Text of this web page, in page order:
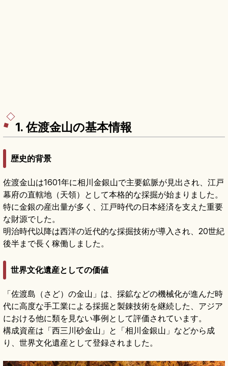
1. 佐渡金山の基本情報
歴史的背景
佐渡金山は1601年に相川金銀山で主要鉱脈が見出され、江戸
幕府の直轄地（天領）として本格的な採掘が始まりました。
特に金銀の産出量が多く、江戸時代の日本経済を支えた重要
な財源でした。
明治時代以降は西洋の近代的な採掘技術が導入され、20世紀
後半まで長く稼働しました。
世界文化遺産としての価値
「佐渡島（さど）の金山」は、採鉱などの機械化が進んだ時
代に高度な手工業による採掘と製錬技術を継続した、アジア
における他に類を見ない事例として評価されています。
構成資産は「西三川砂金山」と「相川金銀山」などから成
り、世界文化遺産として登録されました。